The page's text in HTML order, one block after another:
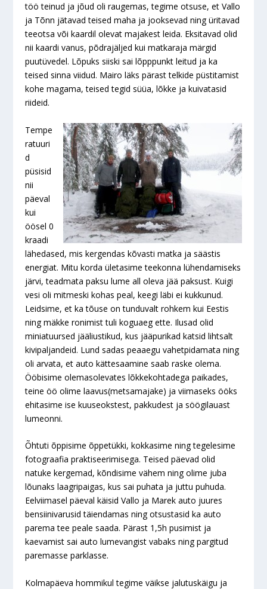
töö teinud ja jõud oli raugemas, tegime otsuse, et Vallo
ja Tõnn jätavad teised maha ja jooksevad ning üritavad
teeotsa või kaardil olevat majakest leida. Eksitavad olid
nii kaardi vanus, põdrajäljed kui matkaraja märgid
puutüvedel. Lõpuks siiski sai lõpppunkt leitud ja ka
teised sinna viidud. Mairo läks pärast telkide püstitamist
kohe magama, teised tegid süüa, lõkke ja kuivatasid
riideid.
Tempe
ratuuri
d
püsisid
nii
päeval
kui
öösel 0
kraadi
lähedased, mis kergendas kõvasti matka ja säästis
energiat. Mitu korda ületasime teekonna lühendamiseks
järvi, teadmata paksu lume all oleva jää paksust. Kuigi
vesi oli mitmeski kohas peal, keegi läbi ei kukkunud.
Leidsime, et ka tõuse on tunduvalt rohkem kui Eestis
ning mäkke ronimist tuli koguaeg ette. Ilusad olid
miniatuursed jääliustikud, kus jääpurikad katsid lihtsalt
kivipaljandeid. Lund sadas peaaegu vahetpidamata ning
oli arvata, et auto kättesaamine saab raske olema.
Ööbisime olemasolevates lõkkekohtadega paikades,
teine öö olime laavus(metsamajake) ja viimaseks ööks
ehitasime ise kuuseokstest, pakkudest ja söögilauast
lumeonni.
Õhtuti õppisime õppetükki, kokkasime ning tegelesime
fotograafia praktiseerimisega. Teised päevad olid
natuke kergemad, kõndisime vähem ning olime juba
lõunaks laagripaigas, kus sai puhata ja juttu puhuda.
Eelviimasel päeval käisid Vallo ja Marek auto juures
bensiinivarusid täiendamas ning otsustasid ka auto
parema tee peale saada. Pärast 1,5h pusimist ja
kaevamist sai auto lumevangist vabaks ning pargitud
paremasse parklasse.
Kolmapäeva hommikul tegime väikse jalutuskäigu ja